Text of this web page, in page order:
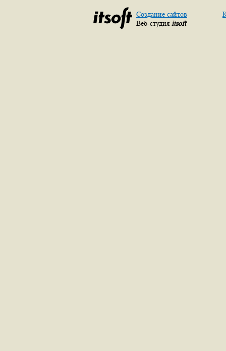
Создание сайтов
Веб-студия itsoft